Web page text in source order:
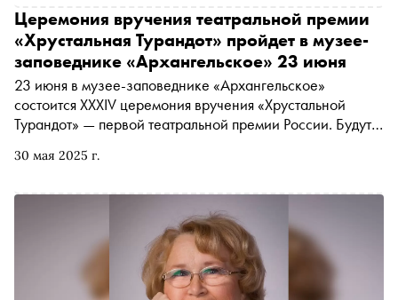
30 мая 2025 г.
Церемония вручения театральной премии
«Хрустальная Турандот» пройдет в музее-
заповеднике «Архангельское» 23 июня
23 июня в музее-заповеднике «Архангельское»
состоится XXXIV церемония вручения «Хрустальной
Турандот» — первой театральной премии России. Будут